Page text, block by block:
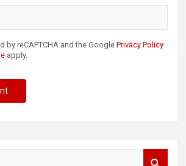
by reCAPTCHA and the Google Privacy Policy
apply.